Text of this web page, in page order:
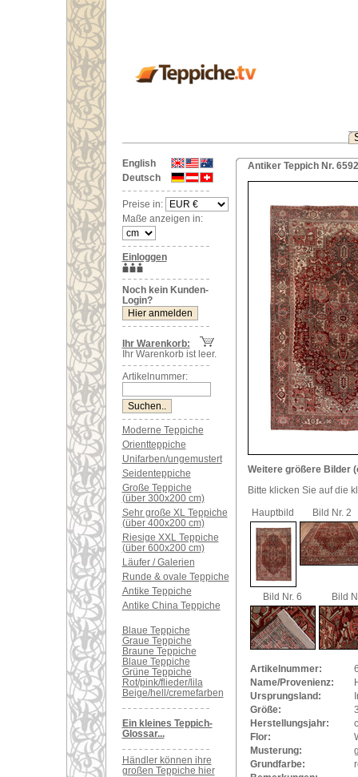
English
Deutsch
Preise in:
Maße anzeigen in:
Einloggen
Noch kein Kunden-
Login?
Ihr Warenkorb:
Ihr Warenkorb ist leer.
Artikelnummer:
Moderne Teppiche
Orientteppiche
Unifarben/ungemustert
Seidenteppiche
Große Teppiche
(über 300x200 cm)
Sehr große XL Teppiche
(über 400x200 cm)
Riesige XXL Teppiche
(über 600x200 cm)
Läufer / Galerien
Runde & ovale Teppiche
Antike Teppiche
Antike China Teppiche
Blaue Teppiche
Graue Teppiche
Braune Teppiche
Blaue Teppiche
Grüne Teppiche
Rot/pink/flieder/lila
Beige/hell/cremefarben
Ein kleines Teppich-
Glossar...
Händler können ihre
großen Teppiche hier
Antiker Teppich Nr.
Weitere größere Bilder
Bitte klicken Sie auf die
Hauptbild
Bild Nr. 2
Bild Nr. 6 Bild
Artikelnummer:
Name/Provenienz:
Ursprungsland:
Größe:
Herstellungsjahr:
Flor:
Musterung:
Grundfarbe: